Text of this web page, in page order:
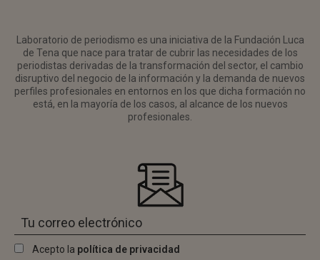
Laboratorio de periodismo es una iniciativa de la Fundación Luca
de Tena que nace para tratar de cubrir las necesidades de los
periodistas derivadas de la transformación del sector, el cambio
disruptivo del negocio de la información y la demanda de nuevos
perfiles profesionales en entornos en los que dicha formación no
está, en la mayoría de los casos, al alcance de los nuevos
profesionales.
Acepto la política de privacidad